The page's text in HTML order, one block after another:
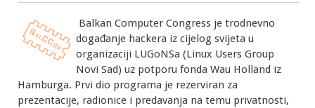
Balkan Computer Congress je trodnevno
događanje hackera iz cijelog svijeta u
organizaciji LUGoNSa (Linux Users Group
Novi Sad) uz potporu fonda Wau Holland iz
Hamburga. Prvi dio programa je rezerviran za
prezentacije, radionice i predavanja na temu privatnosti,